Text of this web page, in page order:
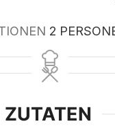
2
ZUTATEN